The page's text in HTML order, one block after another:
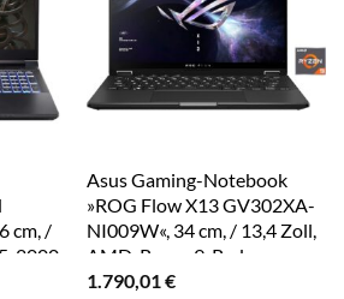
cm, /
2000
Asus Gaming-Notebook
»ROG Flow X13 GV302XA-
NI009W«, 34 cm, / 13,4 Zoll,
AMD, Ryzen 9, Radeon
700M, 512 GB SSD
1.790,01 €